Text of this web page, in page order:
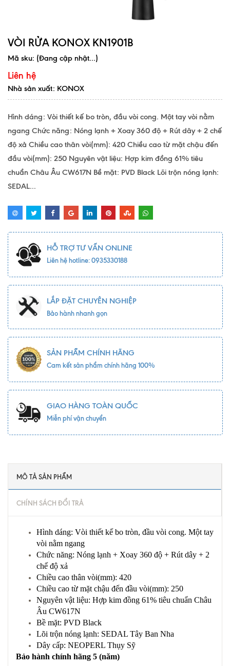
VÒI RỬA KONOX KN1901B
Mã sku: (Đang cập nhật...)
Liên hệ
Nhà sản xuất: KONOX
Hình dáng: Vòi thiết kế bo tròn, đầu vòi cong. Một tay vòi nằm
ngang Chức năng: Nóng lạnh + Xoay 360 độ + Rút dây + 2 chế
độ xả Chiều cao thân vòi(mm): 420 Chiều cao từ mặt chậu đến
đầu vòi(mm): 250 Nguyên vật liệu: Hợp kim đồng 61% tiêu
chuẩn Châu Âu CW617N Bề mặt: PVD Black Lõi trộn nóng lạnh:
SEDAL...
HỖ TRỢ TƯ VẤN ONLINE
Liên hệ hotline: 0935330188
LẮP ĐẶT CHUYÊN NGHIỆP
Bảo hành nhanh gọn
SẢN PHẨM CHÍNH HÃNG
Cam kết sản phẩm chính hãng 100%
GIAO HÀNG TOÀN QUỐC
Miễn phí vận chuyển
MÔ TẢ SẢN PHẨM
CHÍNH SÁCH ĐỔI TRẢ
Hình dáng: Vòi thiết kế bo tròn, đầu vòi cong. Một tay
vòi nằm ngang
Chức năng: Nóng lạnh + Xoay 360 độ + Rút dây + 2
chế độ xả
Chiều cao thân vòi(mm): 420
Chiều cao từ mặt chậu đến đầu vòi(mm): 250
Nguyên vật liệu: Hợp kim đồng 61% tiêu chuẩn Châu
Âu CW617N
Bề mặt: PVD Black
Lõi trộn nóng lạnh: SEDAL Tây Ban Nha
Dây cấp: NEOPERL Thụy Sỹ
Bảo hành chính hãng 5 (năm)